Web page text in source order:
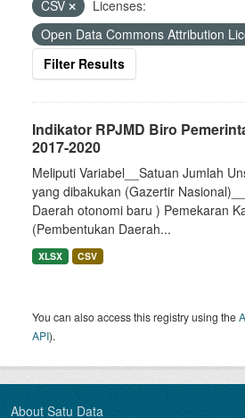
CSV
Licenses:
Open Data Commons Attribution
Filter Results
Indikator RPJMD Biro
2017-2020
Meliputi Variabel__Satuan Jumlah
yang dibakukan (Gazertir
Daerah otonomi baru ) Pemekaran
(Pembentukan Daerah...
XLSX CSV
You can also access this registry using the
API).
About Satu Data